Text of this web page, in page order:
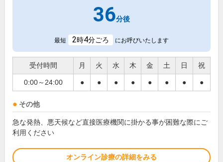
36分後
最短 2時4分ごろ にお呼びいたします
受付時間 月 火 水 木 金 土 日 祝
0:00～24:00 ● ● ● ● ● ● ● ●
その他
急な発熱、悪天候など直接医療機関に掛かる事が困難な際にご
利用ください
オンライン診療の詳細をみる